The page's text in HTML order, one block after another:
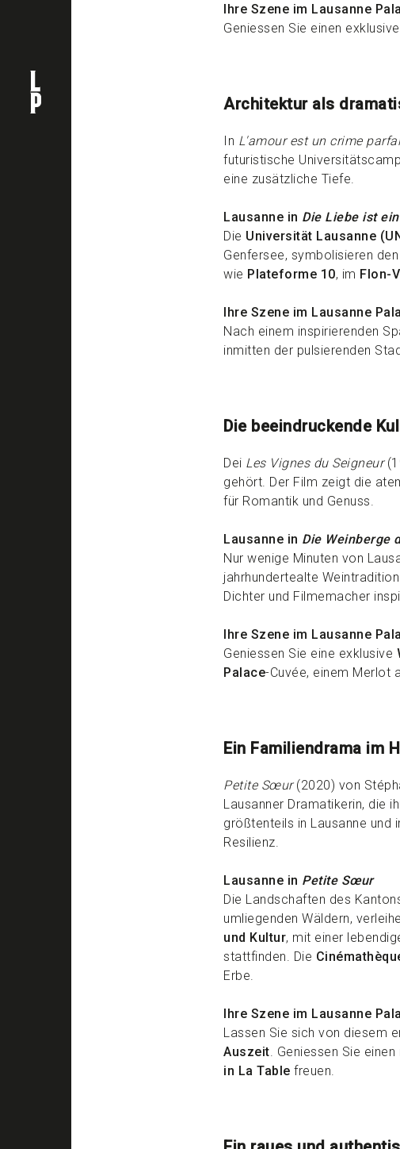
Ihre Szene im Lausanne
Geniessen Sie einen
Architektur als
In L'amour est un crime
futuristische
eine zusätzliche Tiefe.
Lausanne in Die Liebe ist
Die Universität Lausanne
Genfersee, symbolisieren
wie Plateforme 10, im Flon-
Ihre Szene im Lausanne
Nach einem inspirierenden
inmitten der pulsierenden
Die beeindruckende
Dei Les Vignes du Seigneur
gehört. Der Film zeigt die
für Romantik und Genuss.
Lausanne in Die Weinberge
Nur wenige Minuten von
jahrhundertealte
Dichter und Filmemacher
Ihre Szene im Lausanne
Geniessen Sie eine exklusive
Palace-Cuvée, einem Merlot
Ein Familiendrama im
Petite Sœur(2020) von
Lausanner Dramatikerin, die
größtenteils in Lausanne und
Resilienz.
Lausanne in Petite Sœur
Die Landschaften des
umliegenden Wäldern,
und Kultur, mit einer
stattfinden. Die
Erbe.
Ihre Szene im Lausanne
Lassen Sie sich von diesem
Auszeit . Geniessen Sie einen
in La Table freuen.